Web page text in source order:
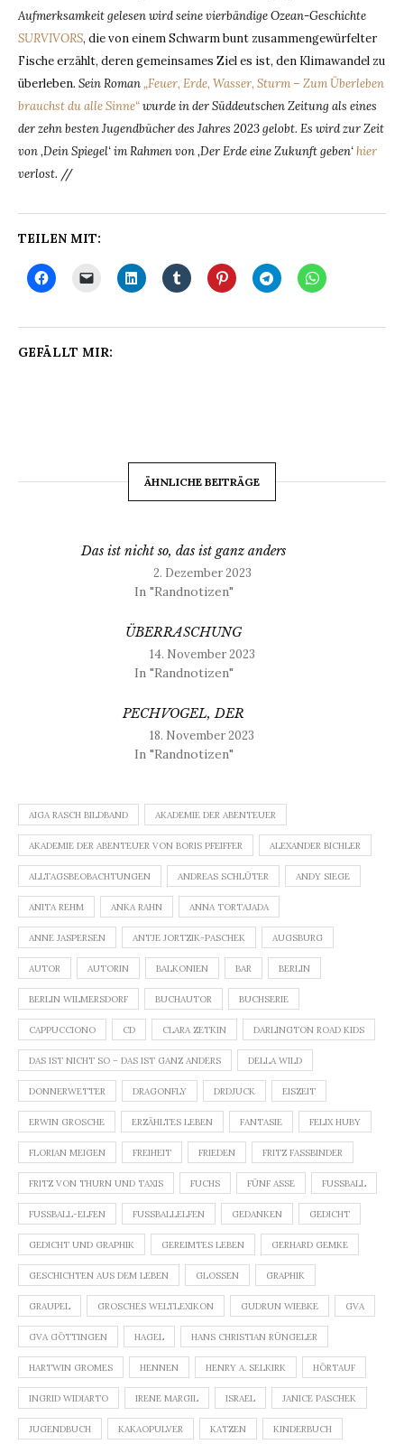
Aufmerksamkeit gelesen wird seine vierbändige Ozean-Geschichte
SURVIVORS, die von einem Schwarm bunt zusammengewürfelter
Fische erzählt, deren gemeinsames Ziel es ist, den Klimawandel zu
überleben. Sein Roman„Feuer, Erde, Wasser, Sturm – Zum Überleben
brauchst du alle Sinne“wurde in der Süddeutschen Zeitung als eines
der zehn besten Jugendbücher des Jahres 2023 gelobt. Es wird zur Zeit
von ‚Dein Spiegel‘ im Rahmen von ‚Der Erde eine Zukunft geben‘hier
verlost. //
TEILEN MIT:
GEFÄLLT MIR:
ÄHNLICHE BEITRÄGE
Das ist nicht so, das ist ganz anders
2. Dezember 2023
In "Randnotizen"
ÜBERRASCHUNG
14. November 2023
In "Randnotizen"
PECHVOGEL, DER
18. November 2023
In "Randnotizen"
AIGA RASCH BILDBAND AKADEMIE DER ABENTEUER
AKADEMIE DER ABENTEUER VON BORIS PFEIFFER ALEXANDER BICHLER
ALLTAGSBEOBACHTUNGEN ANDREAS SCHLÜTER ANDY SIEGE
ANITA REHM ANKA RAHN ANNA TORTAJADA
ANNE JASPERSEN ANTJE JORTZIK-PASCHEK AUGSBURG
AUTOR AUTORIN BALKONIEN BAR BERLIN
BERLIN WILMERSDORF BUCHAUTOR BUCHSERIE
CAPPUCCIONO CD CLARA ZETKIN DARLINGTON ROAD KIDS
DAS IST NICHT SO – DAS IST GANZ ANDERS DELLA WILD
DONNERWETTER DRAGONFLY DRDJUCK EISZEIT
ERWIN GROSCHE ERZÄHLTES LEBEN FANTASIE FELIX HUBY
FLORIAN MEIGEN FREIHEIT FRIEDEN FRITZ FASSBINDER
FRITZ VON THURN UND TAXIS FUCHS FÜNF ASSE FUSSBALL
FUSSBALL-ELFEN FUSSBALLELFEN GEDANKEN GEDICHT
GEDICHT UND GRAPHIK GEREIMTES LEBEN GERHARD GEMKE
GESCHICHTEN AUS DEM LEBEN GLOSSEN GRAPHIK
GRAUPEL GROSCHES WELTLEXIKON GUDRUN WIEBKE GVA
GVA GÖTTINGEN HAGEL HANS CHRISTIAN RÜNGELER
HARTWIN GROMES HENNEN HENRY A. SELKIRK HÖRTAUF
INGRID WIDIARTO IRENE MARGIL ISRAEL JANICE PASCHEK
JUGENDBUCH KAKAOPULVER KATZEN KINDERBUCH